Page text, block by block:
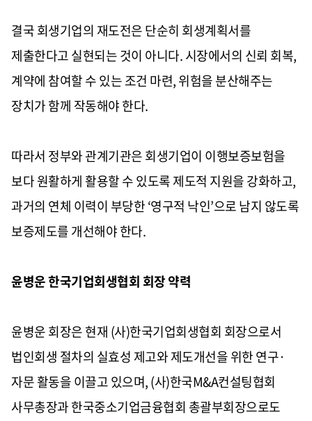
결국 회생기업의 재도전은 단순히 회생계획서를
제출한다고 실현되는 것이 아니다. 시장에서의 신뢰 회복,
계약에 참여할 수 있는 조건 마련, 위험을 분산해주는
장치가 함께 작동해야 한다.
따라서 정부와 관계기관은 회생기업이 이행보증보험을
보다 원활하게 활용할 수 있도록 제도적 지원을 강화하고,
과거의 연체 이력이 부당한 ‘영구적 낙인’으로 남지 않도록
보증제도를 개선해야 한다.
윤병운 한국기업회생협회 회장 약력
윤병운 회장은 현재 (사)한국기업회생협회 회장으로서
법인회생 절차의 실효성 제고와 제도개선을 위한 연구·
자문 활동을 이끌고 있으며, (사)한국M&A컨설팅협회
사무총장과 한국중소기업금융협회 총괄부회장으로도